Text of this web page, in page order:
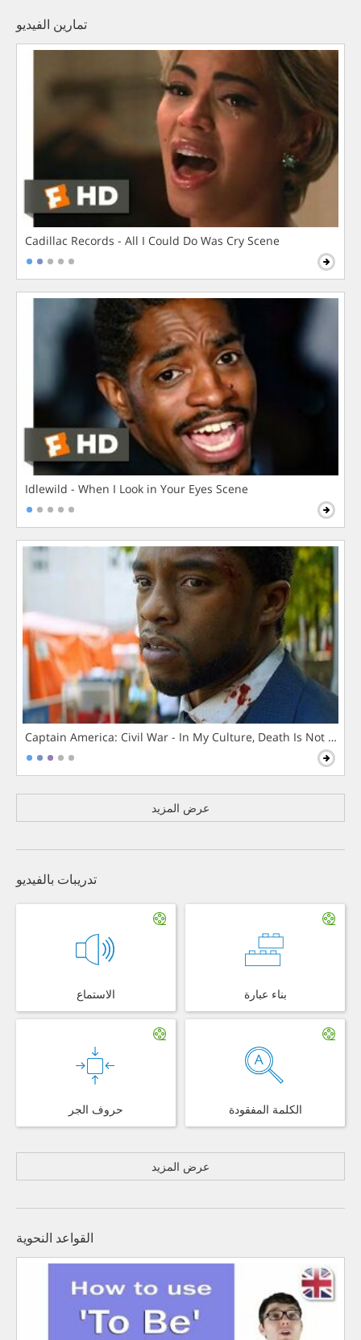
تمارين الفيديو
Cadillac Records - All I Could Do Was Cry Scene
Idlewild - When I Look in Your Eyes Scene
Captain America: Civil War - In My Culture, Death Is Not The
عرض المزيد
تدريبات بالفيديو
الاستماع بناء عبارة
حروف الجر الكلمة المفقودة
عرض المزيد
القواعد النحوية